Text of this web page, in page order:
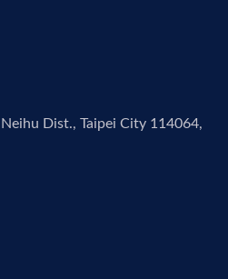
Dist., Taipei City 114064,